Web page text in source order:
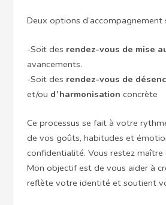
Deux options
-Soit des rendez-vous de mise
avancements.
-Soit des rendez-vous de
et/ou d’harmonisation concrète
Ce processus se fait à votre
de vos goûts, habitudes et
confidentialité. Vous restez maître
Mon objectif est de vous aider à
reflète votre identité et soutient